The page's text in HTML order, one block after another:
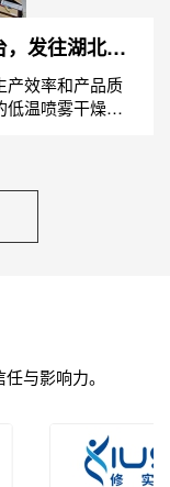
发往湖北药
产效率和产品质
低温喷雾干燥机
与影响力。